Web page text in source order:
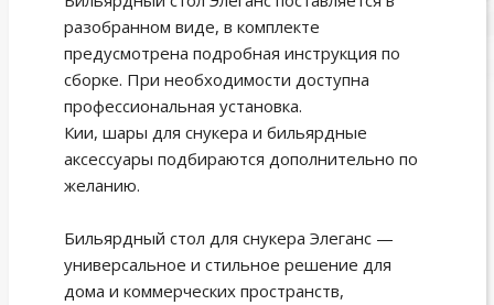
разобранном виде, в комплекте
предусмотрена подробная инструкция по
сборке. При необходимости доступна
профессиональная установка.
Кии, шары для снукера и бильярдные
аксессуары подбираются дополнительно по
желанию.
Бильярдный стол для снукера Элеганс —
универсальное и стильное решение для
дома и коммерческих пространств,